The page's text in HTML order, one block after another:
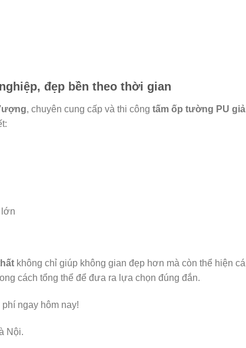
đẹp bền theo thời gian
, chuyên cung cấp và thi công tấm ốp tường PU
lớn
không chỉ giúp không gian đẹp hơn mà còn thể hiện
cách tổng thể để đưa ra lựa chọn đúng đắn.
ngay hôm nay!
Nội.